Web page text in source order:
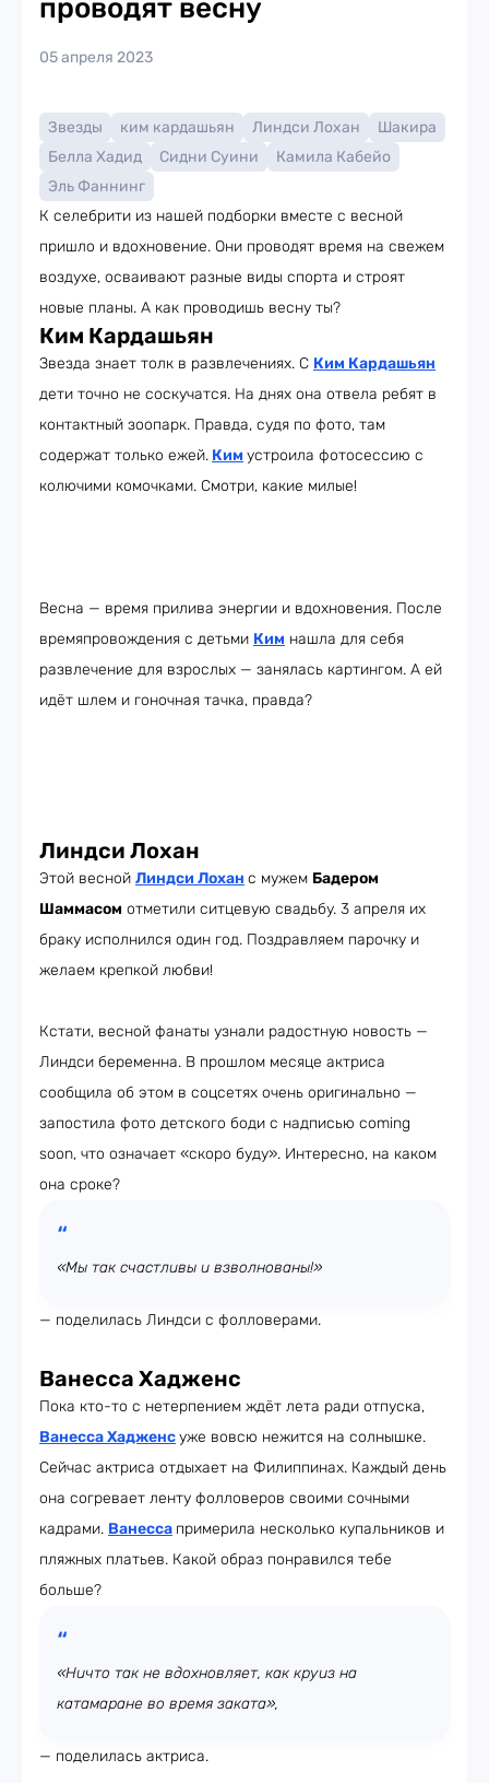
проводят весну
05 апреля 2023
Звезды ким кардашьян Линдси Лохан
Шакира
Белла Хадид
Сидни Суини
Камила Кабейо
Эль Фаннинг
К селебрити из нашей подборки вместе с весной
пришло и вдохновение. Они проводят время на свежем
воздухе, осваивают разные виды спорта и строят
новые планы. А как проводишь весну ты?
Ким Кардашьян
Звезда знает толк в развлечениях. С Ким Кардашьян
дети точно не соскучатся. На днях она отвела ребят в
контактный зоопарк. Правда, судя по фото, там
содержат только ежей. Ким устроила фотосессию с
колючими комочками. Смотри, какие милые!
Весна — время прилива энергии и вдохновения. После
времяпровождения с детьми Ким нашла для себя
развлечение для взрослых — занялась картингом. А ей
идёт шлем и гоночная тачка, правда?
Линдси Лохан
Этой весной Линдси Лохан с мужем Бадером
Шаммасом отметили ситцевую свадьбу. 3 апреля их
браку исполнился один год. Поздравляем парочку и
желаем крепкой любви!
Кстати, весной фанаты узнали радостную новость —
Линдси беременна. В прошлом месяце актриса
сообщила об этом в соцсетях очень оригинально —
запостила фото детского боди с надписью coming
soon, что означает «скоро буду». Интересно, на каком
она сроке?
«Мы так счастливы и взволнованы!»
— поделилась Линдси с фолловерами.
Ванесса Хадженс
Пока кто-то с нетерпением ждёт лета ради отпуска,
Ванесса Хадженсуже вовсю нежится на солнышке.
Сейчас актриса отдыхает на Филиппинах. Каждый день
она согревает ленту фолловеров своими сочными
кадрами. Ванесса примерила несколько купальников и
пляжных платьев. Какой образ понравился тебе
больше?
«Ничто так не вдохновляет, как круиз на
катамаране во время заката»,
— поделилась актриса.